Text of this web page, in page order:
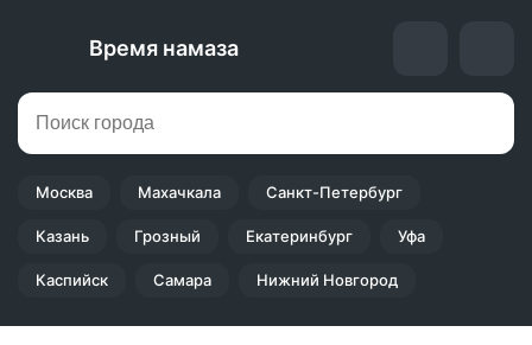
Время намаза
Москва Махачкала Санкт-Петербург
Казань Грозный Екатеринбург Уфа
Каспийск Самара Нижний Новгород